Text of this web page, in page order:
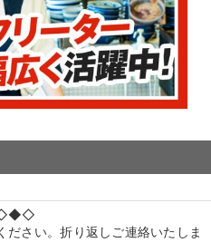
◇◆◇
ださい。折り返しご連絡いたしま